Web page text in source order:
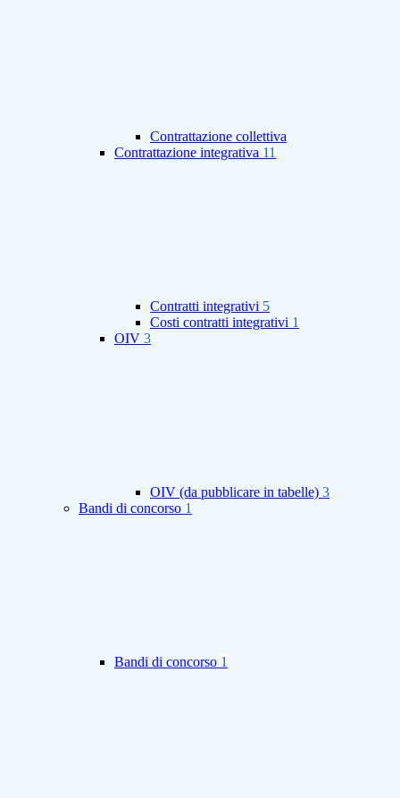
Contrattazione collettiva
Contrattazione integrativa 11
Contratti integrativi 5
Costi contratti integrativi 1
OIV 3
OIV (da pubblicare in tabelle) 3
Bandi di concorso 1
Bandi di concorso 1